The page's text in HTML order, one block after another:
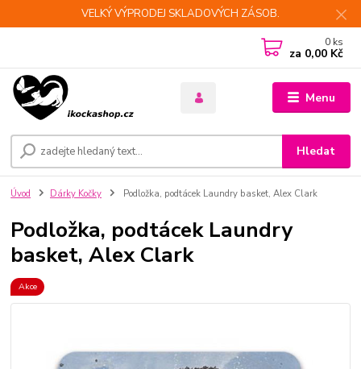
VELKÝ VÝPRODEJ SKLADOVÝCH ZÁSOB.
Menu
Hledat
0 ks
za 0,00 Kč
Úvod Dárky Kočky Podložka, podtácek Laundry basket, Alex Clark
Podložka, podtácek Laundry
basket, Alex Clark
Akce